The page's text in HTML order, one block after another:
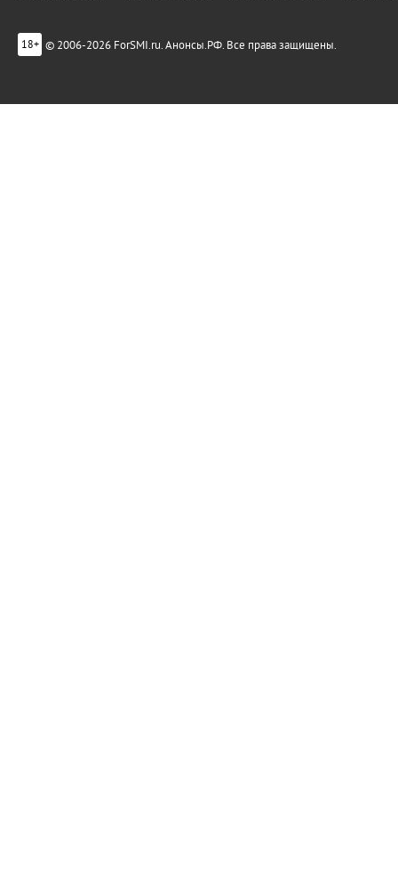
18+ © 2006-2026 ForSMI.ru. Анонсы.РФ. Все права защищены.